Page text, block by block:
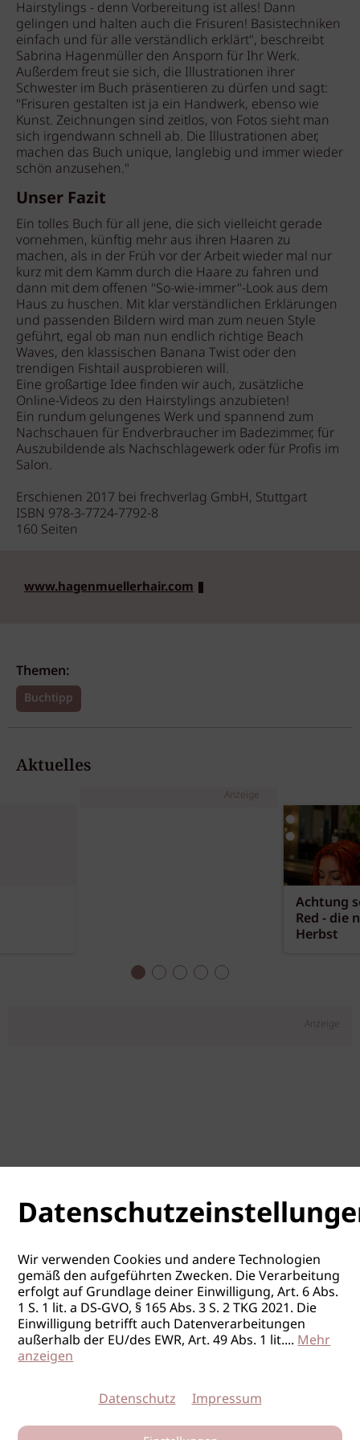
Hairstylings - denn Vorbereitung ist alles! Dann
gelingen und halten auch die Frisuren! Basistechniken
einfach und für alle verständlich erklärt", beschreibt
Sabrina Hagenmüller den Ansporn für Ihr Werk.
Außerdem freut sie sich, die Illustrationen ihrer
Schwester im Buch präsentieren zu dürfen und sagt:
"Frisuren gestalten ist ja ein Handwerk, ebenso wie
Kunst. Zeichnungen sind zeitlos, von Fotos sieht man
sich irgendwann schnell ab. Die Illustrationen aber,
machen das Buch unique, langlebig und immer wieder
schön anzusehen."
Unser Fazit
Ein tolles Buch für all jene, die sich vielleicht gerade
vornehmen, künftig mehr aus ihren Haaren zu
machen, als in der Früh vor der Arbeit wieder mal nur
kurz mit dem Kamm durch die Haare zu fahren und
dann mit dem offenen "So-wie-immer"-Look aus dem
Haus zu huschen. Mit klar verständlichen Erklärungen
und passenden Bildern wird man zum neuen Style
geführt, egal ob man nun endlich richtige Beach
Waves, den klassischen Banana Twist oder den
trendigen Fishtail ausprobieren will.
Eine großartige Idee finden wir auch, zusätzliche
Online-Videos zu den Hairstylings anzubieten!
Ein rundum gelungenes Werk und spannend zum
Nachschauen für Endverbraucher im Badezimmer, für
Auszubildende als Nachschlagewerk oder für Profis im
Salon.
Erschienen 2017 bei frechverlag GmbH, Stuttgart
ISBN 978-3-7724-7792-8
160 Seiten
www.hagenmuellerhair.com
Themen:
Buchtipp
Aktuelles
Anzeige
Achtung
Red - die
Herbst
Anzeige
Wir verwenden Cookies und andere Technologien
gemäß den aufgeführten Zwecken. Die Verarbeitung
erfolgt auf Grundlage deiner Einwilligung, Art. 6 Abs.
1 S. 1 lit. a DS-GVO, § 165 Abs. 3 S. 2 TKG 2021. Die
Einwilligung betrifft auch Datenverarbeitungen
außerhalb der EU/des EWR, Art. 49 Abs. 1 lit....Mehr
anzeigen
Datenschutz Impressum